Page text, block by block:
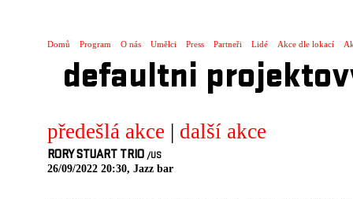
Domů Program O nás Umělci Press Partneři Lidé Akce dle lokací
defaultni
předešlá akce | další akce
RORY STUART TRIO /US
26/09/2022 20:30, Jazz bar